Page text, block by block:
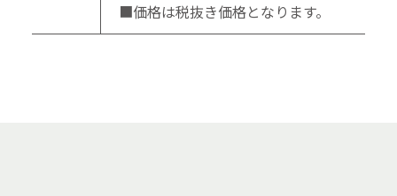
■価格は税抜き価格となります。